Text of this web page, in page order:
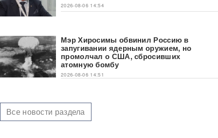
2026-08-06 14:54
Мэр Хиросимы обвинил Россию в
запугивании ядерным оружием, но
промолчал о США, сбросивших
атомную бомбу
2026-08-06 14:51
Все новости раздела